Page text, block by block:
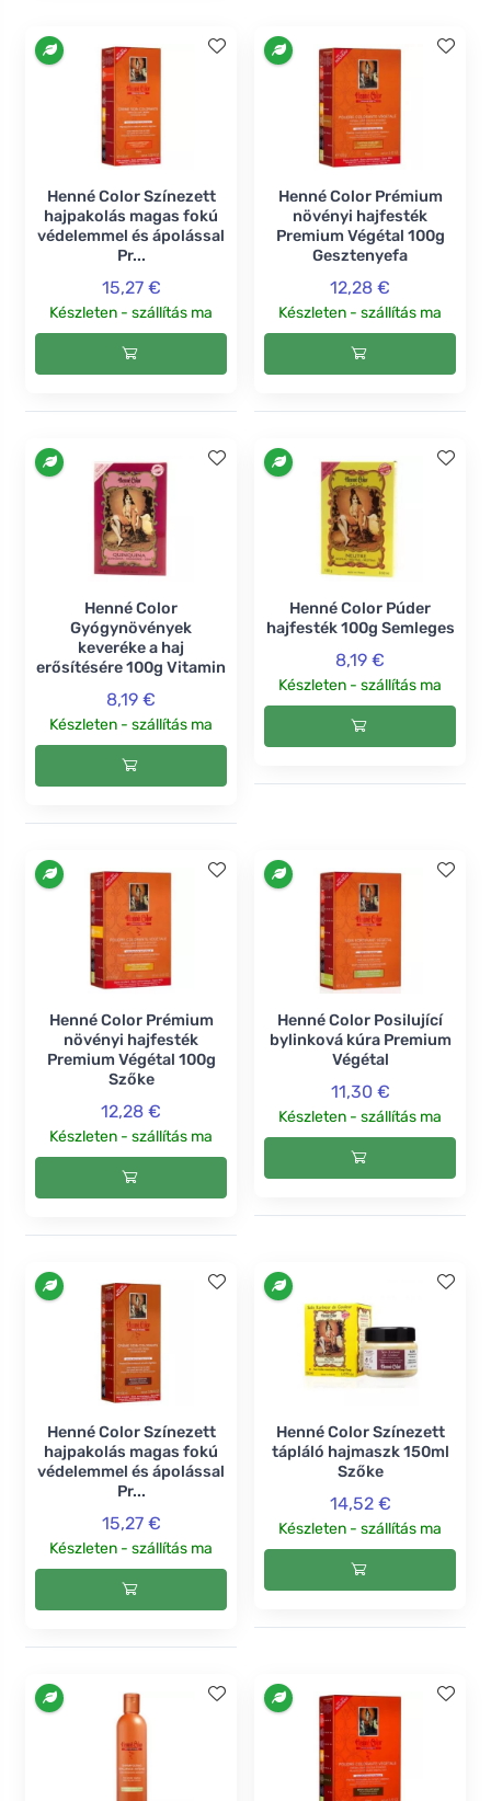
Henné Color Színezett
hajpakolás magas fokú
védelemmel és ápolással
Pr...
15,27 €
Készleten - szállítás ma
Henné Color Prémium
növényi hajfesték
Premium Végétal 100g
Gesztenyefa
12,28 €
Készleten - szállítás ma
Henné Color
Gyógynövények
keveréke a haj
erősítésére 100g Vitamin
8,19 €
Készleten - szállítás ma
Henné Color Púder
hajfesték 100g Semleges
8,19 €
Készleten - szállítás ma
Henné Color Prémium
növényi hajfesték
Premium Végétal 100g
Szőke
12,28 €
Készleten - szállítás ma
Henné Color Posilující
bylinková kúra Premium
Végétal
11,30 €
Készleten - szállítás ma
Henné Color Színezett
hajpakolás magas fokú
védelemmel és ápolással
Pr...
15,27 €
Készleten - szállítás ma
Henné Color Színezett
tápláló hajmaszk 150ml
Szőke
14,52 €
Készleten - szállítás ma